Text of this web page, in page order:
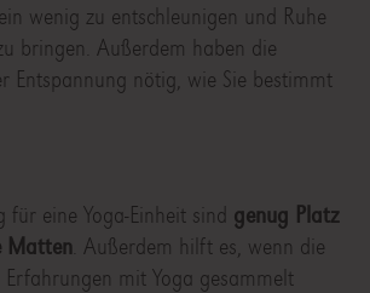
wenig zu entschleunigen und Ruhe
bringen. Außerdem haben die
Entspannung nötig, wie Sie bestimmt
für eine Yoga-Einheit sind genug Platz
Matten . Außerdem hilft es, wenn die
Erfahrungen mit Yoga gesammelt